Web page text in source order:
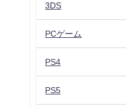
3DS
PCゲーム
PS4
PS5